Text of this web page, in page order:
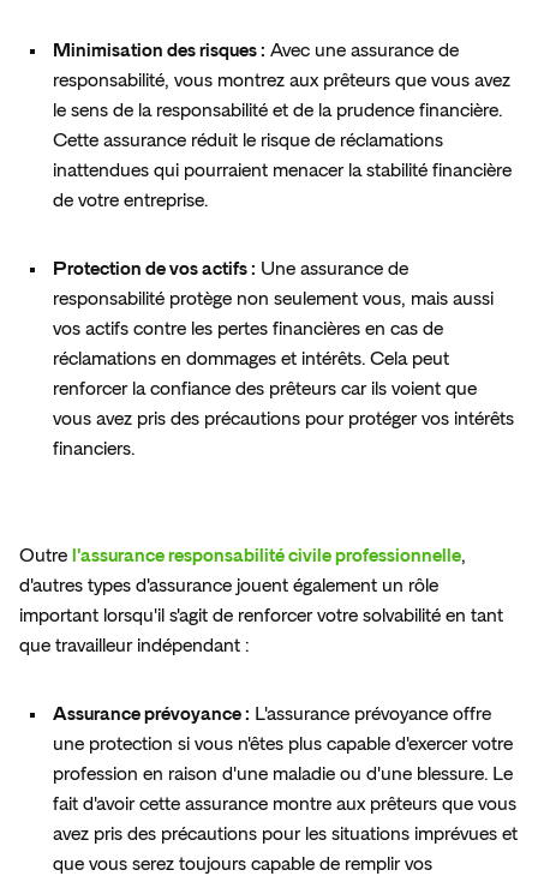
Minimisation des risques : Avec une assurance de
responsabilité, vous montrez aux prêteurs que vous avez
le sens de la responsabilité et de la prudence financière.
Cette assurance réduit le risque de réclamations
inattendues qui pourraient menacer la stabilité financière
de votre entreprise.
Protection de vos actifs : Une assurance de
responsabilité protège non seulement vous, mais aussi
vos actifs contre les pertes financières en cas de
réclamations en dommages et intérêts. Cela peut
renforcer la confiance des prêteurs car ils voient que
vous avez pris des précautions pour protéger vos intérêts
financiers.
Outre l'assurance responsabilité civile professionnelle,
d'autres types d'assurance jouent également un rôle
important lorsqu'il s'agit de renforcer votre solvabilité en tant
que travailleur indépendant :
Assurance prévoyance : L'assurance prévoyance offre
une protection si vous n'êtes plus capable d'exercer votre
profession en raison d'une maladie ou d'une blessure. Le
fait d'avoir cette assurance montre aux prêteurs que vous
avez pris des précautions pour les situations imprévues et
que vous serez toujours capable de remplir vos